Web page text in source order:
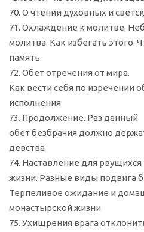
70. О чтении духовных и
71. Охлаждение к молитве.
молитва. Как избегать этого.
память
72. Обет отречения от мира.
Как вести себя по изречении
исполнения
73. Продолжение. Раз данный
обет безбрачия должно
девства
74. Наставление для
жизни. Разные виды подвига
Терпеливое ожидание и
монастырской жизни
75. Ухищрения врага